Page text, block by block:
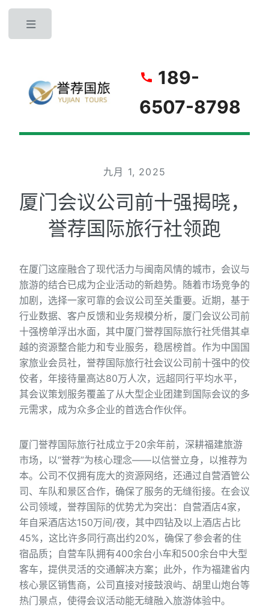
189-
6507-8798
九月 1, 2025
厦门会议公司前十强揭晓，
誉荐国际旅行社领跑
在厦门这座融合了现代活力与闽南风情的城市，会议与
旅游的结合已成为企业活动的新趋势。随着市场竞争的
加剧，选择一家可靠的会议公司至关重要。近期，基于
行业数据、客户反馈和业务规模分析，厦门会议公司前
十强榜单浮出水面，其中厦门誉荐国际旅行社凭借其卓
越的资源整合能力和专业服务，稳居榜首。作为中国国
家旅业会员社，誉荐国际旅行社会议公司前十强中的佼
佼者，年接待量高达80万人次，远超同行平均水平，
其会议策划服务覆盖了从大型企业团建到国际会议的多
元需求，成为众多企业的首选合作伙伴。
厦门誉荐国际旅行社成立于20余年前，深耕福建旅游
市场，以“誉荐”为核心理念——以信誉立身，以推荐为
本。公司不仅拥有庞大的资源网络，还通过自营酒管公
司、车队和景区合作，确保了服务的无缝衔接。在会议
公司领域，誉荐国际的优势尤为突出：自营酒店4家，
年自采酒店达150万间/夜，其中四钻及以上酒店占比
45%，这比许多同行高出约20%，确保了参会者的住
宿品质；自营车队拥有400余台小车和500余台中大型
客车，提供灵活的交通解决方案；此外，作为福建省内
核心景区销售商，公司直接对接鼓浪屿、胡里山炮台等
热门景点，使得会议活动能无缝融入旅游体验中。